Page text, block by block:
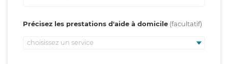
Précisez les prestations d'aide à domicile
choisissez un service